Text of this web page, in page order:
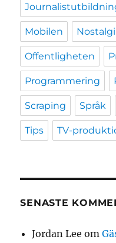
Mobilen Nostalgi
Offentligheten
Programmering
Scraping Språk
Tips TV-
SENASTE
Jordan Lee om